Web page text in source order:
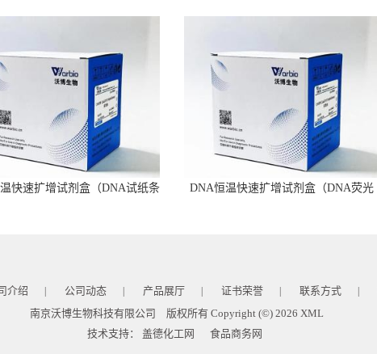
快速扩增试剂盒（DNA试纸条
DNA恒温快速扩增试剂盒（DNA荧光
介绍 公司动态 产品展厅 证书荣誉 联系方式
南京沃博生物科技有限公司 版权所有 Copyright (©) 2026 XML
技术支持： 盖德化工网 食品商务网